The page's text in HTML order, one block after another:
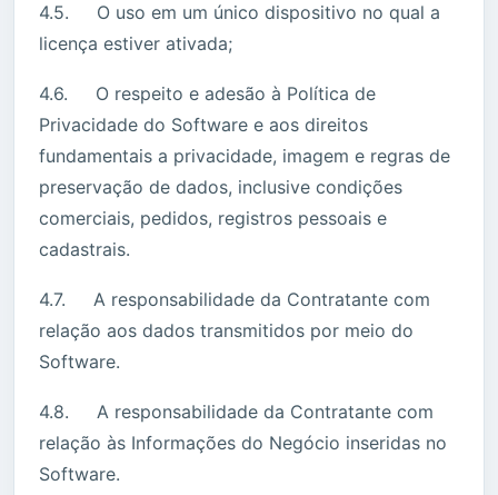
4.5. O uso em um único dispositivo no qual a
licença estiver ativada;
4.6. O respeito e adesão à Política de
Privacidade do Software e aos direitos
fundamentais a privacidade, imagem e regras de
preservação de dados, inclusive condições
comerciais, pedidos, registros pessoais e
cadastrais.
4.7. A responsabilidade da Contratante com
relação aos dados transmitidos por meio do
Software.
4.8. A responsabilidade da Contratante com
relação às Informações do Negócio inseridas no
Software.